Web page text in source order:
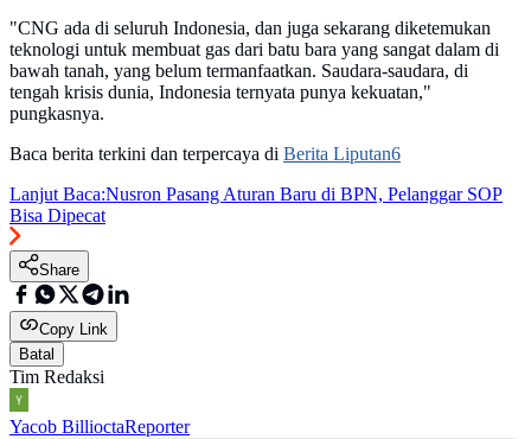
"CNG ada di seluruh Indonesia, dan juga sekarang diketemukan
teknologi untuk membuat gas dari batu bara yang sangat dalam di
bawah tanah, yang belum termanfaatkan. Saudara-saudara, di
tengah krisis dunia, Indonesia ternyata punya kekuatan,"
pungkasnya.
Baca berita terkini dan terpercaya di Berita Liputan6
Lanjut Baca:Nusron Pasang Aturan Baru di BPN, Pelanggar SOP
Bisa Dipecat
Share
Copy Link
Batal
Tim Redaksi
Yacob BillioctaReporter